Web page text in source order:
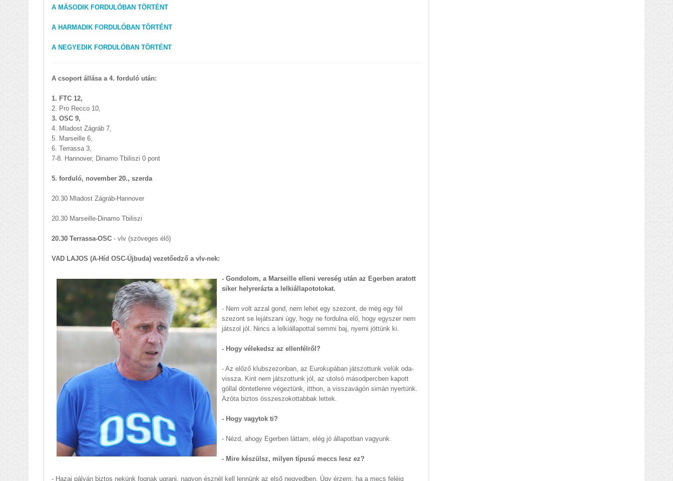
A MÁSODIK FORDULÓBAN TÖRTÉNT
A HARMADIK FORDULÓBAN TÖRTÉNT
A NEGYEDIK FORDULÓBAN TÖRTÉNT
A csoport állása a 4. forduló után:
1. FTC 12,
2. Pro Recco 10,
3. OSC 9,
4. Mladost Zágráb 7,
5. Marseille 6,
6. Terrassa 3,
7-8. Hannover, Dinamo Tbiliszi 0 pont
5. forduló, november 20., szerda
20.30 Mladost Zágráb-Hannover
20.30 Marseille-Dinamo Tbiliszi
20.30 Terrassa-OSC - vlv (szöveges élő)
VAD LAJOS (A-Híd OSC-Újbuda) vezetőedző a vlv-nek:
- Gondolom, a Marseille elleni vereség után az Egerben aratott
siker helyrerázta a lelkiállapototokat.
- Nem volt azzal gond, nem lehet egy szezont, de még egy fél
szezont se lejátszani úgy, hogy ne fordulna elő, hogy egyszer nem
játszol jól. Nincs a lelkiállapottal semmi baj, nyerni jöttünk ki.
- Hogy vélekedsz az ellenfélről?
- Az előző klubszezonban, az Eurokupában játszottunk velük oda-
vissza. Kint nem játszottunk jól, az utolsó másodpercben kapott
góllal döntetlenre végeztünk, itthon, a visszavágón simán nyertünk.
Azóta biztos összeszokottabbak lettek.
- Hogy vagytok ti?
- Nézd, ahogy Egerben láttam, elég jó állapotban vagyunk.
- Mire készülsz, milyen típusú meccs lesz ez?
- Hazai pályán biztos nekünk fognak ugrani, nagyon észnél kell lennünk az első negyedben. Úgy érzem, ha a mecs feléig